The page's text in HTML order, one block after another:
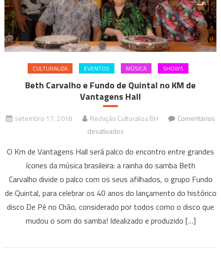
CULTURALIZA EVENTOS MÚSICA SHOWS
Beth Carvalho e Fundo de Quintal no KM de
Vantagens Hall
setembro 17, 2018 Redação Culturaliza BH
Comentários
desativados
Carvalho
e
Fundo
de
Quintal
no
O Km de Vantagens Hall será palco do encontro entre grandes
ícones da música brasileira: a rainha do samba Beth
Carvalho divide o palco com os seus afilhados, o grupo Fundo
de Quintal, para celebrar os 40 anos do lançamento do histórico
disco De Pé no Chão, considerado por todos como o disco que
mudou o som do samba! Idealizado e produzido […]